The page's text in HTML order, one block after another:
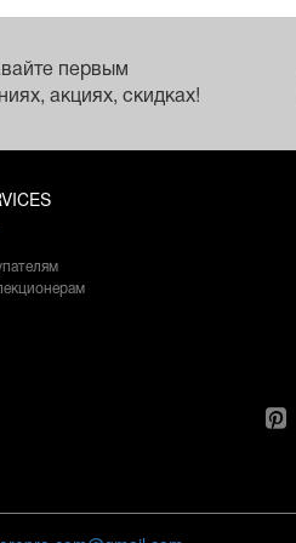
первым
акциях, скидках!